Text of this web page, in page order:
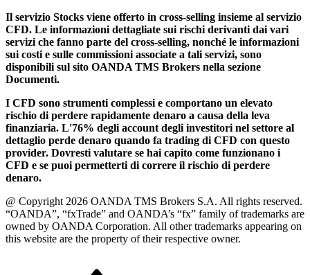
Il servizio Stocks viene offerto in cross-selling insieme al servizio
CFD. Le informazioni dettagliate sui rischi derivanti dai vari
servizi che fanno parte del cross-selling, nonché le informazioni
sui costi e sulle commissioni associate a tali servizi, sono
disponibili sul sito OANDA TMS Brokers nella sezione
Documenti.
I CFD sono strumenti complessi e comportano un elevato
rischio di perdere rapidamente denaro a causa della leva
finanziaria. L'76% degli account degli investitori nel settore al
dettaglio perde denaro quando fa trading di CFD con questo
provider. Dovresti valutare se hai capito come funzionano i
CFD e se puoi permetterti di correre il rischio di perdere
denaro.
@ Copyright 2026 OANDA TMS Brokers S.A. All rights reserved.
“OANDA”, “fxTrade” and OANDA’s “fx” family of trademarks are
owned by OANDA Corporation. All other trademarks appearing on
this website are the property of their respective owner.